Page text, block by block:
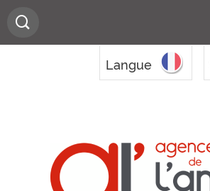
Langue